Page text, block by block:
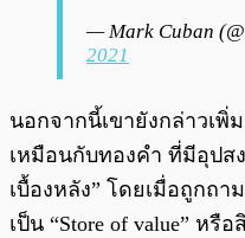
— Mark Cuban
2021
นอกจากนี้เขายังกล่าวเพิ่
เหมือนกับทองคำ ที่มีอุปส
เบื้องหลัง” โดยเมื่อถูกถา
เป็น “Store of value” ห